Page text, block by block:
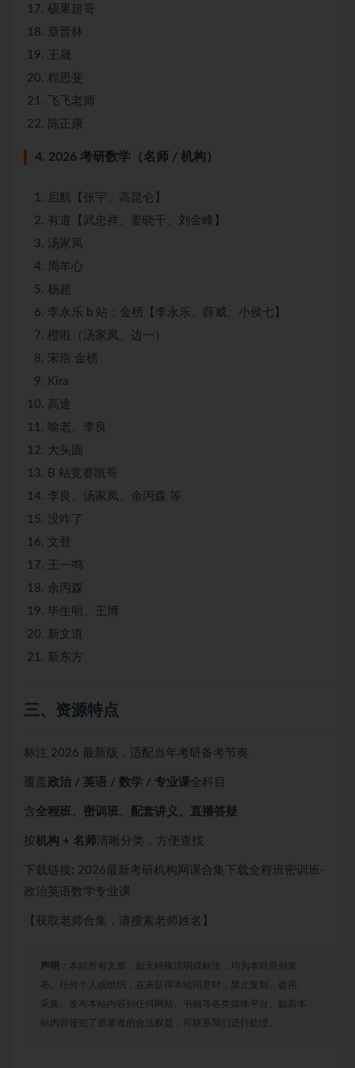
硕果超哥
章晋林
王晟
程思斐
飞飞老师
陈正康
4. 2026 考研数学（名师 / 机构）
启航【张宇、高昆仑】
有道【武忠祥、姜晓千、刘金峰】
汤家凤
周羊心
杨超
李永乐 b 站；金榜【李永乐、薛威、小侯七】
橙啦（汤家凤、边一）
宋浩 金榜
Kira
高途
喻老、李良
大头圆
B 站竞赛凯哥
李良、汤家凤、余丙森 等
没咋了
文登
王一鸣
余丙森
毕生明、王博
新文道
新东方
三、资源特点
标注 2026 最新版，适配当年考研备考节奏
覆盖 政治 / 英语 / 数学 / 专业课全科目
含全程班、密训班、配套讲义、直播答疑
按机构 + 名师清晰分类，方便查找
下载链接: 2026最新考研机构网课合集下载全程班密训班-
政治英语数学专业课
【获取老师合集，请搜索老师姓名】
声明： 本站所有文章，如无特殊说明或标注，均为本站原创发
布。任何个人或组织，在未征得本站同意时，禁止复制、盗用、
采集、发布本站内容到任何网站、书籍等各类媒体平台。如若本
站内容侵犯了原著者的合法权益，可联系我们进行处理。